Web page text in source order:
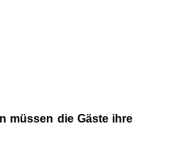
müssen die Gäste ihre